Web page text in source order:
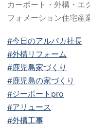
カーポート・外構・エ
フォメーション住宅産
#今日のアルパカ社長
#外構リフォーム
#鹿児島家づくり
#鹿児島の家づくり
#ジーポートpro
#アリュース
#外構工事